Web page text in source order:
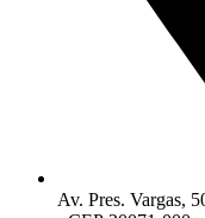
Av. Pres. Vargas,